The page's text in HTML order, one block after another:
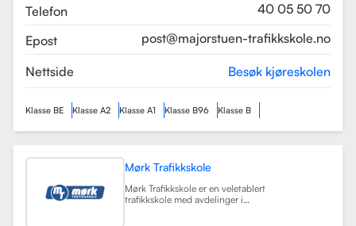
Telefon
40 05 50 70
Epost
post@majorstuen-trafikkskole.no
Nettside Besøk kjøreskolen
Klasse BE Klasse A2 Klasse A1 Klasse B96 Klasse B
Mørk Trafikkskole
Mørk Trafikkskole er en veletablert
trafikkskole med avdelinger i